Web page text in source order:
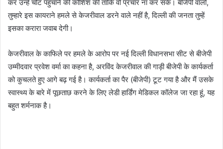
कर उन्हें चोट पहुंचाने की कोशिश की ताकि वो प्रचार ना कर सकें। बीजेपी वालों,
तुम्हारे इस कायराने हमले से केजरीवाल डरने वाले नहीं है, दिल्ली की जनता तुम्हें
इसका करारा जवाब देगी।
केजरीवाल के काफिले पर हमले के आरोप पर नई दिल्ली विधानसभा सीट से बीजेपी
उम्मीदवार प्रवेश वर्मा का कहना है, अरविंद केजरीवाल की गाड़ी बीजेपी के कार्यकर्ता
को कुचलते हुए आगे बढ़ गई है। कार्यकर्ता का पैर (बीजेपी) टूट गया है और मैं उसके
स्वास्थ्य के बारे में पूछताछ करने के लिए लेडी हार्डिंग मेडिकल कॉलेज जा रहा हूं, यह
बहुत शर्मनाक है।